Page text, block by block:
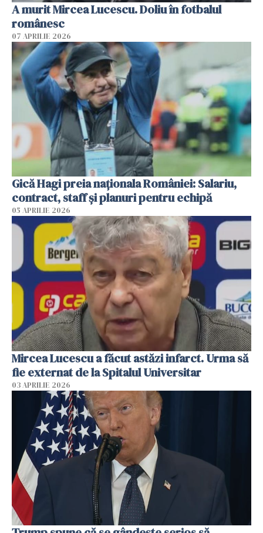
A murit Mircea Lucescu. Doliu în fotbalul
românesc
07 APRILIE 2026
Gică Hagi preia naționala României: Salariu,
contract, staff și planuri pentru echipă
05 APRILIE 2026
Mircea Lucescu a făcut astăzi infarct. Urma să
fie externat de la Spitalul Universitar
03 APRILIE 2026